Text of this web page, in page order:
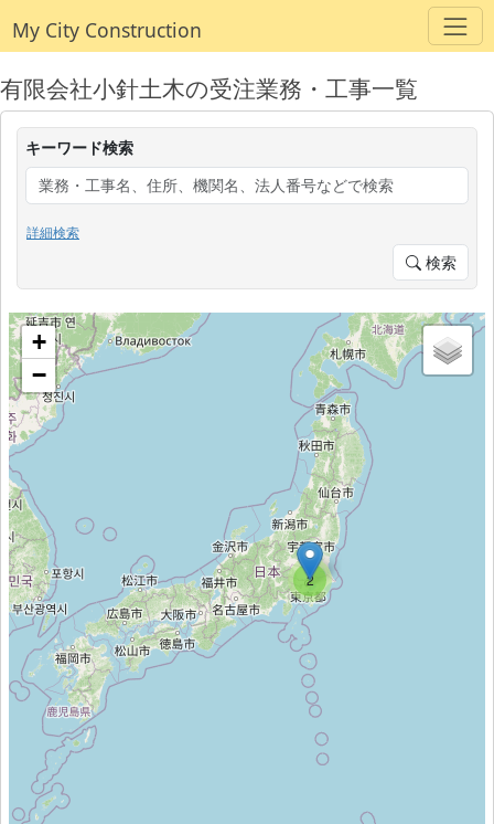
My City Construction
有限会社小針土木の受注業務・工事一覧
キーワード検索
詳細検索
検索
2
+
−